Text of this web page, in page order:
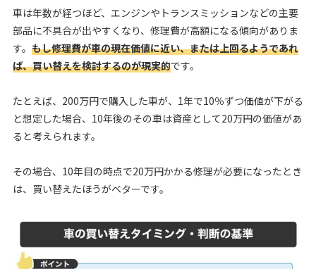
車は年数が経つほど、エンジンやトランスミッションなどの主要
部品に不具合が出やすくなり、修理費が高額になる傾向がありま
す。 もし修理費が車の現在価値に近い、または上回るようであれ
ば、買い替えを検討するのが現実的です。
たとえば、200万円で購入した車が、1年で10％ずつ価値が下がる
と想定した場合、10年後のその車は資産として20万円の価値があ
ると考えられます。
その場合、10年目の時点で20万円かかる修理が必要になったとき
は、買い替えたほうがベターです。